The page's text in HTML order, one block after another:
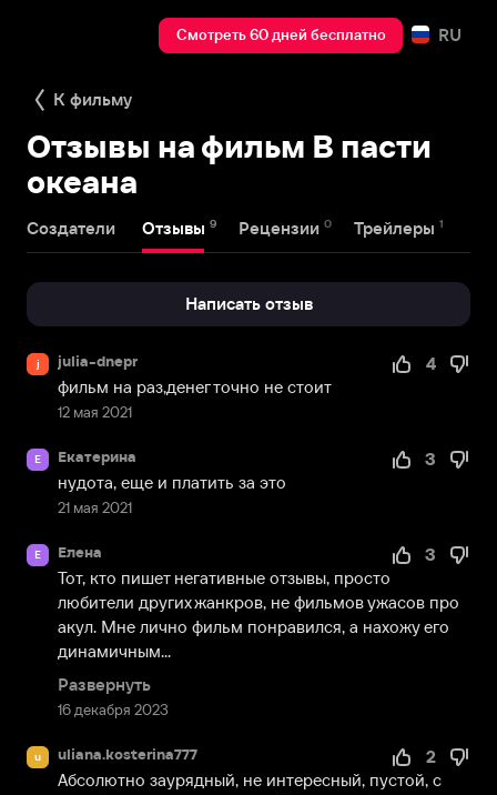
Смотреть 60 дней бесплатно RU
К фильму
Отзывы на фильм В пасти
океана
Создатели Отзывы 9 Рецензии 0 Трейлеры 1
Написать отзыв
j julia-dnepr
12 мая 2021
4
фильм на раз,денег точно не стоит
Е Екатерина
21 мая 2021
3
нудота, еще и платить за это
Е Елена
16 декабря 2023
3
Тот, кто пишет негативные отзывы, просто
любители других жанкров, не фильмов ужасов про
акул. Мне лично фильм понравился, а нахожу его
динамичным...
Развернуть
u uliana.kosterina777
2
Абсолютно заурядный, не интересный, пустой, с